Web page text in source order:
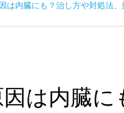
は内臓にも？治し方や対処法
は内臓に